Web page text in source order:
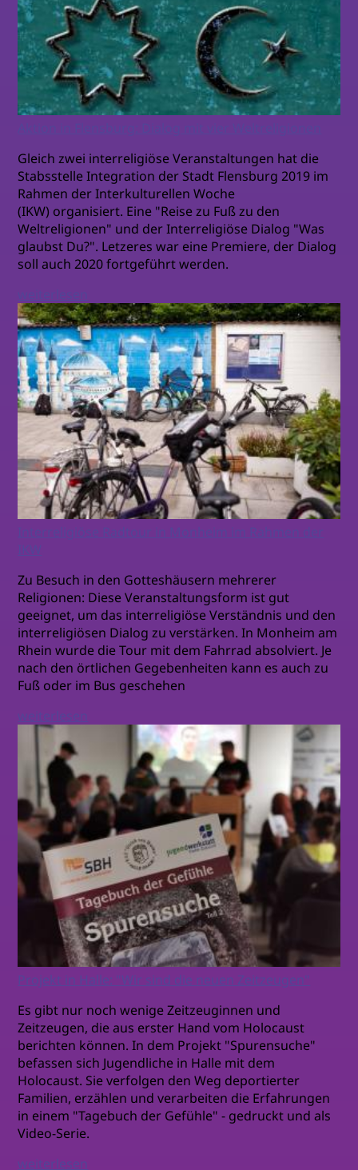
Gleich zwei interreligiöse Veranstaltungen hat die
Stabsstelle Integration der Stadt Flensburg 2019 im
Rahmen der Interkulturellen Woche
(IKW) organisiert. Eine "Reise zu Fuß zu den
Weltreligionen" und der Interreligiöse Dialog "Was
glaubst Du?". Letzeres war eine Premiere, der Dialog
soll auch 2020 fortgeführt werden.
weiterlesen
Interreligiöse Radtour in Monheim im Rahmen der
IKW
Zu Besuch in den Gotteshäusern mehrerer
Religionen: Diese Veranstaltungsform ist gut
geeignet, um das interreligiöse Verständnis und den
interreligiösen Dialog zu verstärken. In Monheim am
Rhein wurde die Tour mit dem Fahrrad absolviert. Je
nach den örtlichen Gegebenheiten kann es auch zu
Fuß oder im Bus geschehen
weiterlesen
Projekt in Halle: "Wir sind die neuen Zeitzeugen"
Es gibt nur noch wenige Zeitzeuginnen und
Zeitzeugen, die aus erster Hand vom Holocaust
berichten können. In dem Projekt "Spurensuche"
befassen sich Jugendliche in Halle mit dem
Holocaust. Sie verfolgen den Weg deportierter
Familien, erzählen und verarbeiten die Erfahrungen
in einem "Tagebuch der Gefühle" - gedruckt und als
Video-Serie.
weiterlesen